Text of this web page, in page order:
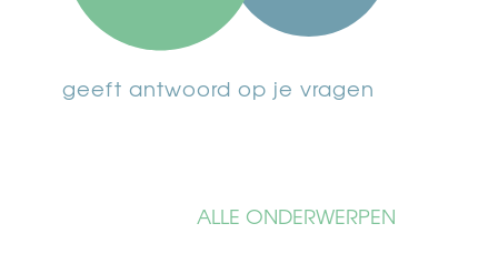
geeft antwoord op je vragen
ALLE ONDERWERPEN